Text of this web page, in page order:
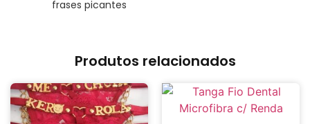
frases picantes
Produtos relacionados